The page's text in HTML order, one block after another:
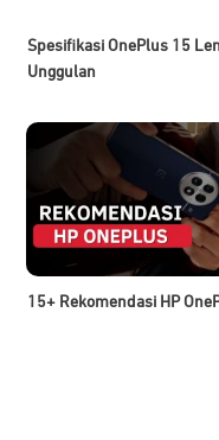
Spesifikasi OnePlus 15
Unggulan
15+ Rekomendasi HP